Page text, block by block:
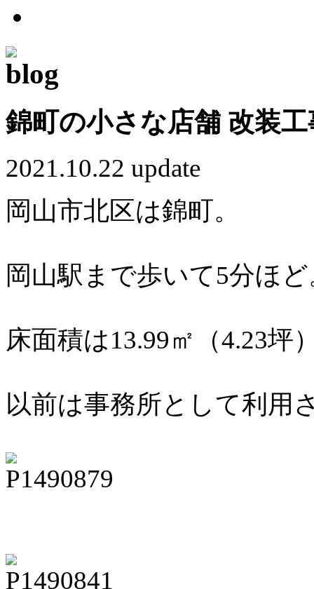
錦町の小さな店舗 改装
2021.10.22 update
岡山市北区は錦町。
岡山駅まで歩いて5分ほ
床面積は13.99㎡（4.23坪
以前は事務所として利用